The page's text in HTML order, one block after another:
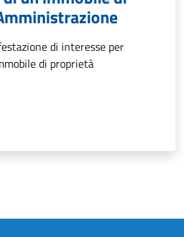
di interesse per
di proprietà